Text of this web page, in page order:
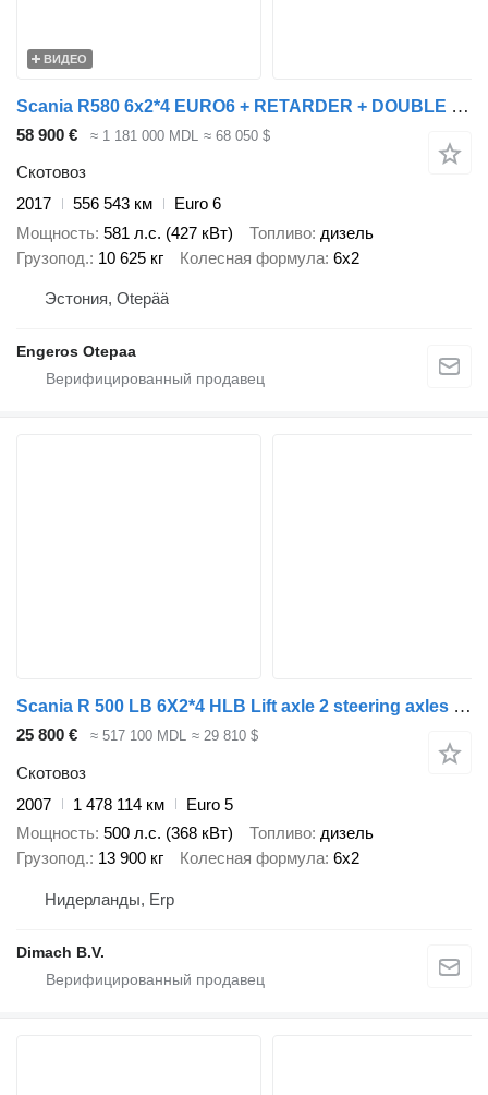
ВИДЕО
Scania R580 6x2*4 EURO6 + RETARDER + DOUBLE FLOOR BOX
58 900 € ≈ 1 181 000 MDL ≈ 68 050 $
Скотовоз
2017
556 543 км
Euro 6
Мощность 581 л.с. (427 кВт) Топливо дизель
Грузопод. 10 625 кг Колесная формула 6x2
Эстония, Otepää
Engeros Otepaa
Scania R 500 LB 6X2*4 HLB Lift axle 2 steering axles - Bekkers 1/2/3/4
25 800 € ≈ 517 100 MDL ≈ 29 810 $
Скотовоз
2007
1 478 114 км
Euro 5
Мощность 500 л.с. (368 кВт) Топливо дизель
Грузопод. 13 900 кг Колесная формула 6x2
Нидерланды, Erp
Dimach B.V.